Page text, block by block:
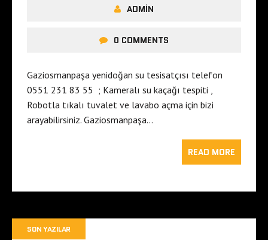
ADMIN
0 COMMENTS
Gaziosmanpaşa yenidoğan su tesisatçısı telefon
0551 231 83 55 ; Kameralı su kaçağı tespiti ,
Robotla tıkalı tuvalet ve lavabo açma için bizi
arayabilirsiniz. Gaziosmanpaşa…
READ MORE
SON YAZILAR